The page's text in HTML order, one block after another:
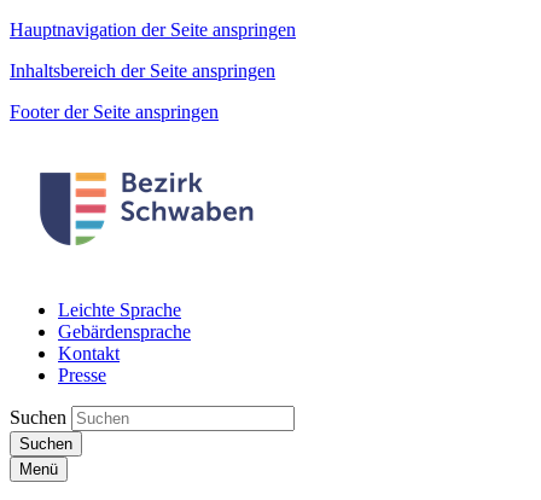
Hauptnavigation der Seite anspringen
Inhaltsbereich der Seite anspringen
Footer der Seite anspringen
Leichte Sprache
Gebärdensprache
Kontakt
Presse
Suchen
Suchen
Menü